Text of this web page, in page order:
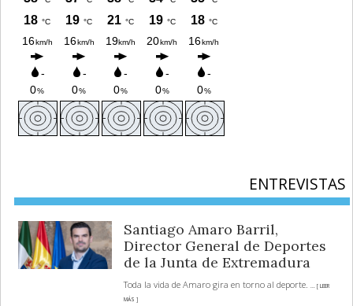
ENTREVISTAS
Santiago Amaro Barril,
Director General de Deportes
de la Junta de Extremadura
Toda la vida de Amaro gira en torno al deporte.
... [ LEER
MÁS ]